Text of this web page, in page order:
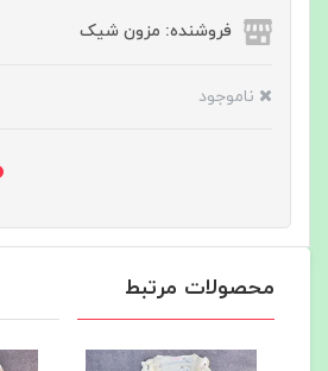
فروشنده: مزون شیک
ناموجود
محصولات مرتبط